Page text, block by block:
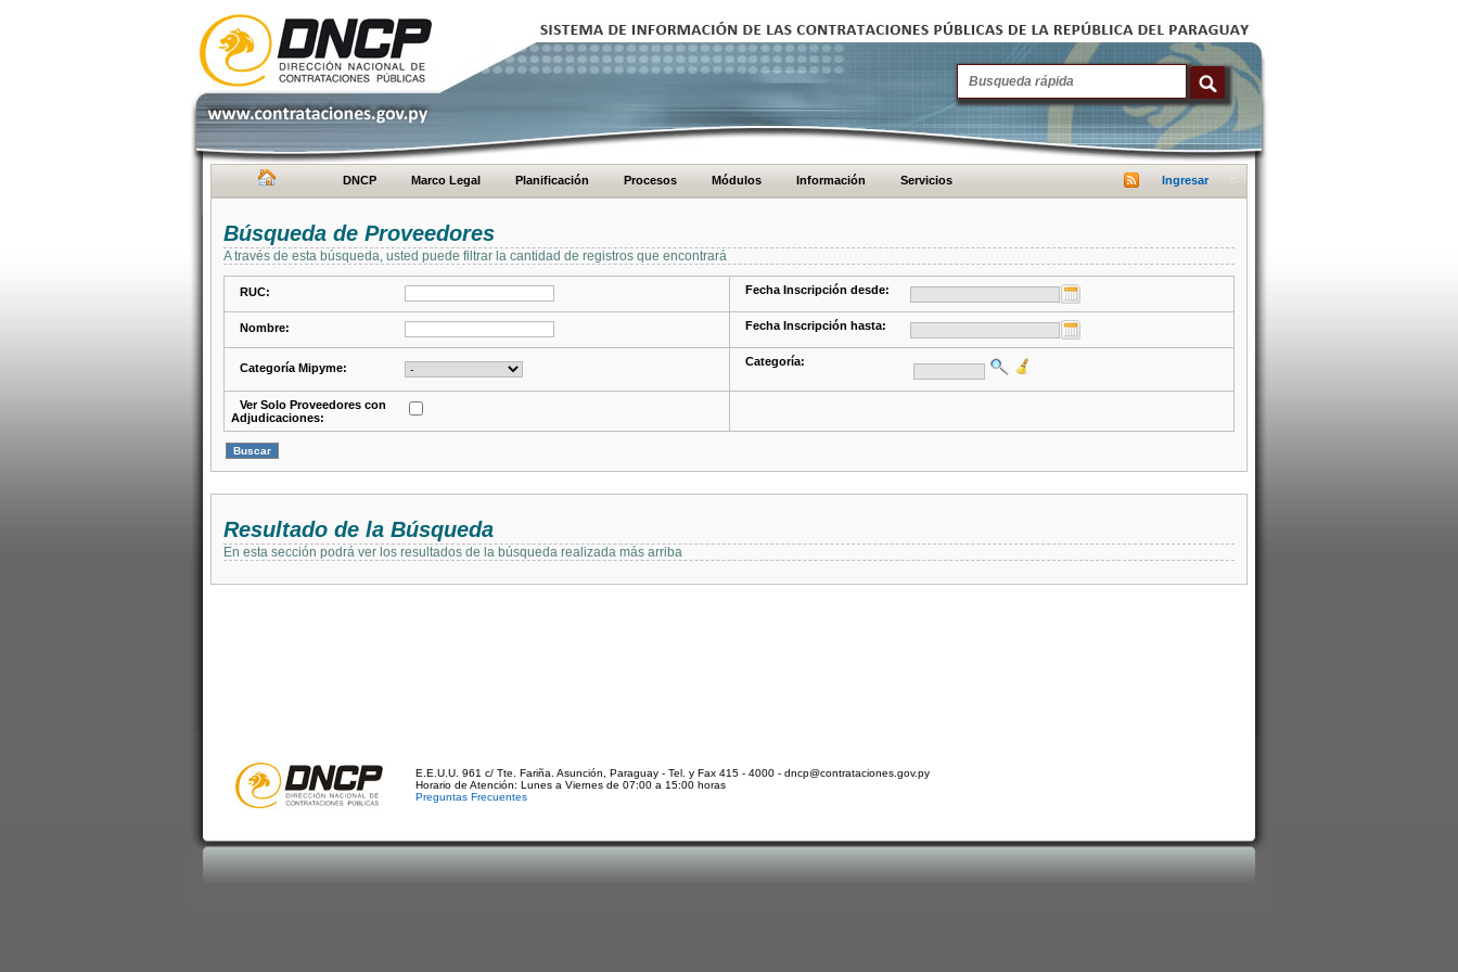
DNCP Marco Legal Planificación Procesos Módulos Información Servicios Ingresar
Búsqueda de Proveedores
A través de esta búsqueda, usted puede filtrar la cantidad de registros que encontrará
RUC: Fecha Inscripción desde:
Nombre: Fecha Inscripción hasta:
Categoría Mipyme: Categoría:
Ver Solo Proveedores con
Adjudicaciones:
Resultado de la Búsqueda
En esta sección podrá ver los resultados de la búsqueda realizada más arriba
E.E.U.U. 961 c/ Tte. Fariña. Asunción, Paraguay - Tel. y Fax 415 - 4000 - dncp@contrataciones.gov.py
Horario de Atención: Lunes a Viernes de 07:00 a 15:00 horas
Preguntas Frecuentes